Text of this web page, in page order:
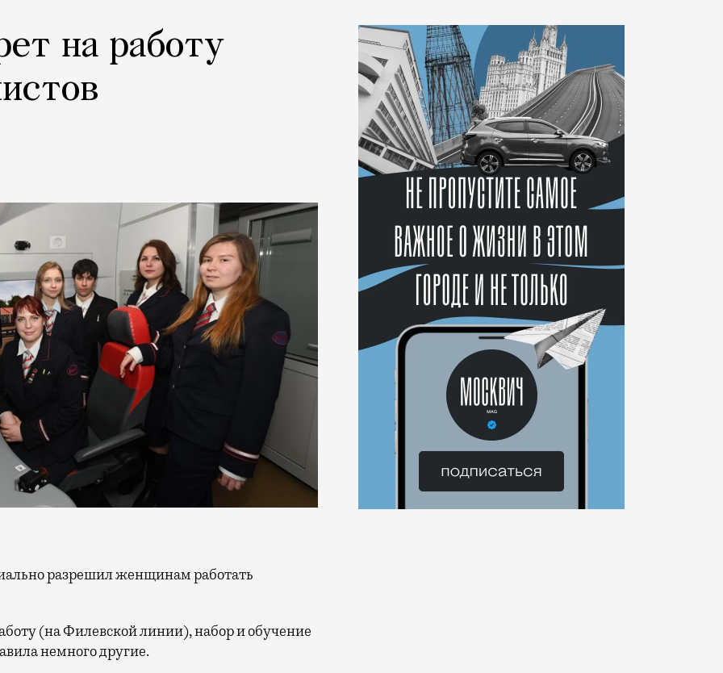
на работу
(на Филевской линии), набор и обучение
немного другие.